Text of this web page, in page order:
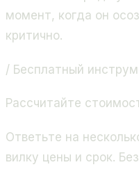
момент, когда он
критично.
/ Бесплатный
Рассчитайте
Ответьте на
вилку цены и срок.